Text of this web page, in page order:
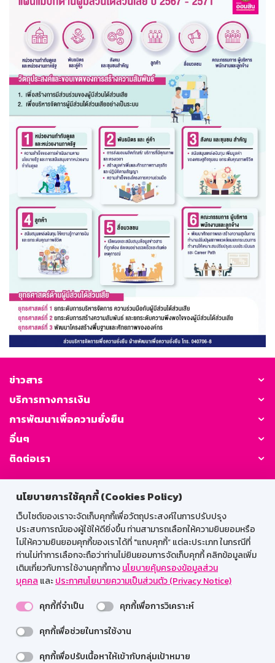
นโยบายการใช้คุกกี้ (Cookies Policy)
เว็บไซต์ของเราจะจัดเก็บคุกกี้เพื่อวัตถุประสงค์ในการปรับปรุง
ประสบการณ์ของผู้ใช้ให้ดียิ่งขึ้น ท่านสามารถเลือกให้ความยินยอมหรือ
ไม่ให้ความยินยอมคุกกี้ของเราได้ที่ "แถบคุกกี้” แต่ละประเภท ในกรณีที่
ท่านไม่ทำการเลือกจะถือว่าท่านไม่ยินยอมการจัดเก็บคุกกี้ คลิกข้อมูลเพิ่ม
เติมเกี่ยวกับการใช้งานคุกกี้ทางนโยบายคุ้มครองข้อมูลส่วน
บุคคล และประกาศนโยบายความเป็นส่วนตัว (Privacy Notice)
คุกกี้ที่จำเป็น
คุกกี้เพื่อการวิเคราะห์
คุกกี้เพื่อช่วยในการใช้งาน
คุกกี้เพื่อปรับเนื้อหาให้เข้ากับกลุ่มเป้าหมาย
ข่าวสาร
บริการทางการเงิน
การพัฒนาเพื่อความยั่งยืน
อื่นๆ
ติดต่อเรา
GSB Society:
สำหรับพนักงาน
Web HR
GSB Wisdom
M-Search
เข้าสู่ระบบเน็ตเมล
รองรับการใช้งานได้ดีบนเว็บบราวเซอร์